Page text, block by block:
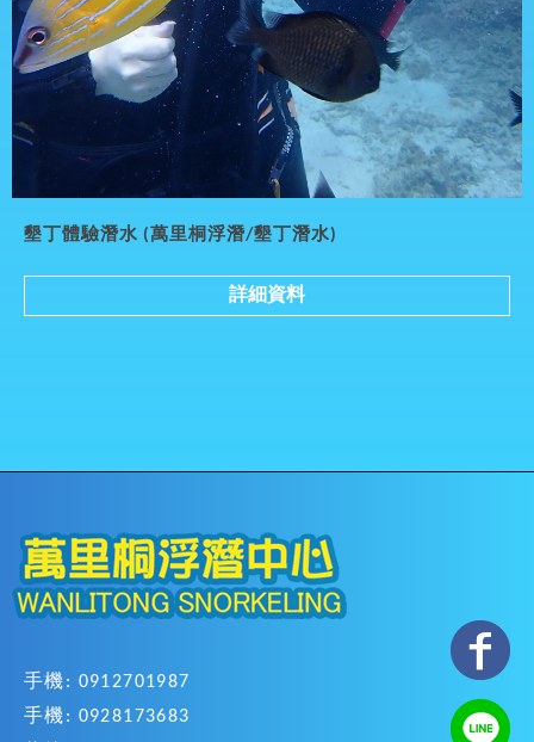
墾丁體驗潛水 (萬里桐浮潛/墾丁潛水)
詳細資料
手機: 0912701987
手機: 0928173683